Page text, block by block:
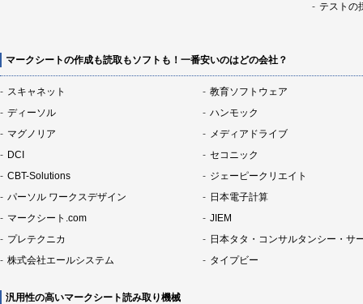
テストの
マークシートの作成も読取もソフトも！一番安いのはどの会社？
スキャネット
教育ソフトウェア
ディーソル
ハンモック
マグノリア
メディアドライブ
DCI
セコニック
CBT-Solutions
ジェーピークリエイト
パーソル ワークスデザイン
日本電子計算
マークシート.com
JIEM
プレテクニカ
日本タタ・コンサルタンシー・サ
株式会社エールシステム
タイプビー
汎用性の高いマークシート読み取り機械